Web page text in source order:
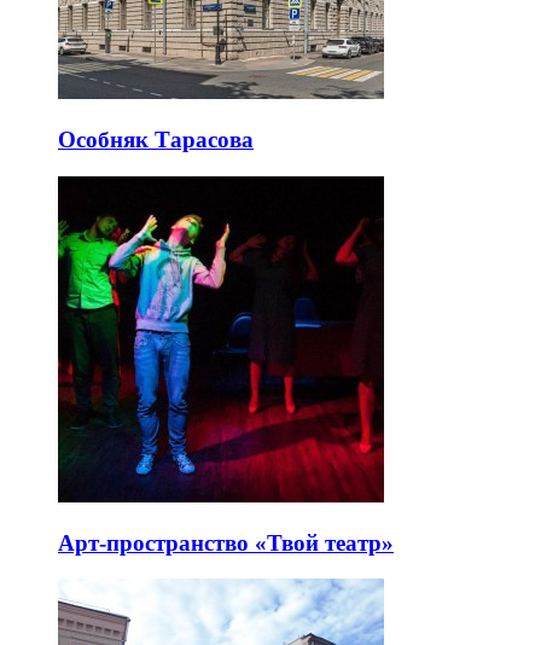
Особняк Тарасова
Арт-пространство «Твой театр»